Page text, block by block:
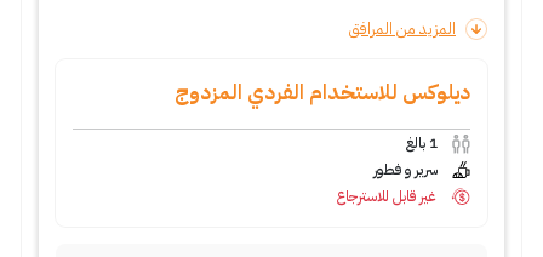
المزيد من المرافق
ديلوكس للاستخدام الفردي المزدوج
1 بالغ
سرير و فطور
غير قابل للاسترجاع